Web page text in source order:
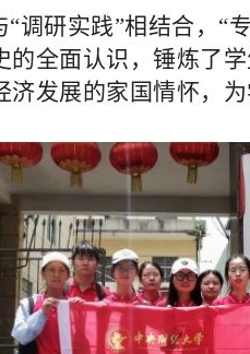
调研实践”相结合，“
的全面认识，锤炼了
济发展的家国情怀，